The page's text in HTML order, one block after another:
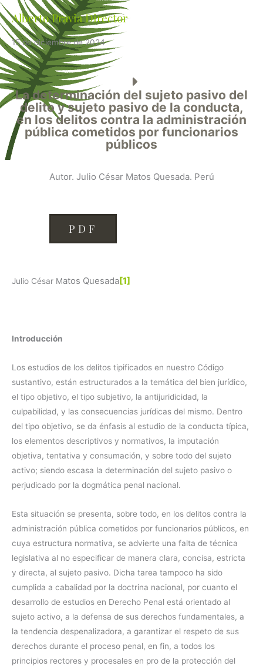
Alberto Pravia Director
15 de diciembre de 2024
La determinación del sujeto pasivo del
delito y sujeto pasivo de la conducta,
en los delitos contra la administración
pública cometidos por funcionarios
públicos
Autor. Julio César Matos Quesada. Perú
PDF
Julio César Matos Quesada[1]
Introducción
Los estudios de los delitos tipificados en nuestro Código
sustantivo, están estructurados a la temática del bien jurídico,
el tipo objetivo, el tipo subjetivo, la antijuridicidad, la
culpabilidad, y las consecuencias jurídicas del mismo. Dentro
del tipo objetivo, se da énfasis al estudio de la conducta típica,
los elementos descriptivos y normativos, la imputación
objetiva, tentativa y consumación, y sobre todo del sujeto
activo; siendo escasa la determinación del sujeto pasivo o
perjudicado por la dogmática penal nacional.
Esta situación se presenta, sobre todo, en los delitos contra la
administración pública cometidos por funcionarios públicos, en
cuya estructura normativa, se advierte una falta de técnica
legislativa al no especificar de manera clara, concisa, estricta
y directa, al sujeto pasivo. Dicha tarea tampoco ha sido
cumplida a cabalidad por la doctrina nacional, por cuanto el
desarrollo de estudios en Derecho Penal está orientado al
sujeto activo, a la defensa de sus derechos fundamentales, a
la tendencia despenalizadora, a garantizar el respeto de sus
derechos durante el proceso penal, en fin, a todos los
principios rectores y procesales en pro de la protección del